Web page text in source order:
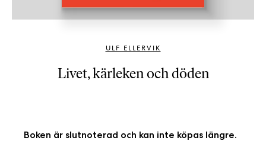
b
k
r
i
Livet, kärleken och döden
ULF ELLERVIK
Boken är slutnoterad och kan inte köpas längre.